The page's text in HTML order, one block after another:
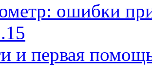
ошибки
и первая